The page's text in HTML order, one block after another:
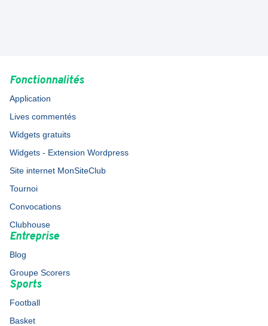
Fonctionnalités
Application
Lives commentés
Widgets gratuits
Widgets - Extension Wordpress
Site internet MonSiteClub
Tournoi
Convocations
Clubhouse
Entreprise
Blog
Groupe Scorers
Sports
Football
Basket